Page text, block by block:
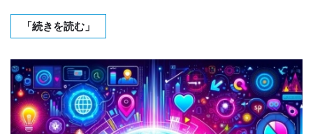
「続きを読む」